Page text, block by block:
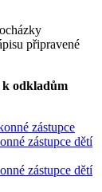
připravené
k odkladům
zástupce
zástupce dětí
zástupce dětí